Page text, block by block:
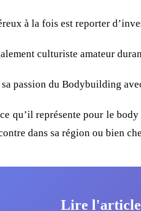
à la fois est reporter
culturiste amateur
passion du Bodybuilding
qu’il représente pour le
dans sa région ou bien
Lire l'article